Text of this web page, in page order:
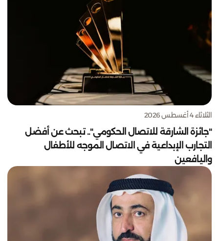
الثلاثاء 4 أغسطس 2026
"جائزة الشارقة للاتصال الحكومي".. تبحث عن أفضل
التجارب الإبداعية في الاتصال الموجه للأطفال
واليافعين